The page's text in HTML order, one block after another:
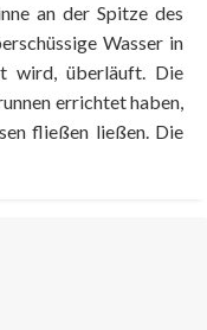
an der Spitze des
Wasser in
wird, überläuft. Die
errichtet haben,
fließen ließen. Die